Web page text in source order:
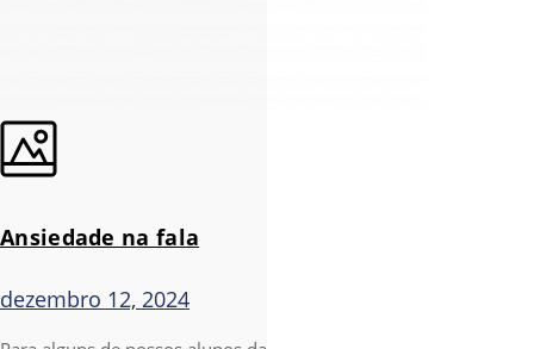
Ansiedade na fala
dezembro 12, 2024